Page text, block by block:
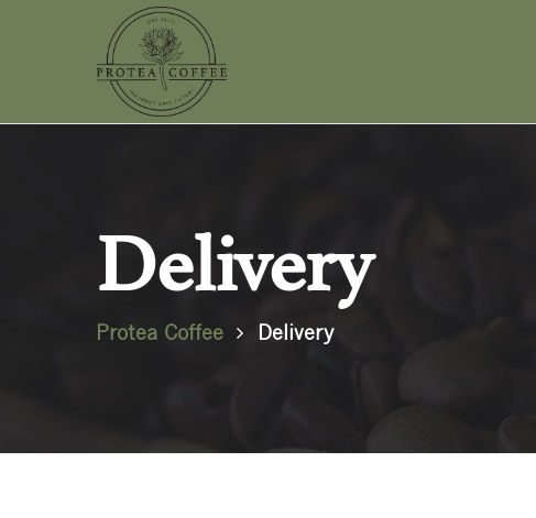
Delivery
Protea Coffee Delivery